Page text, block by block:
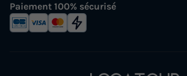
Paiement 100% sécurisé